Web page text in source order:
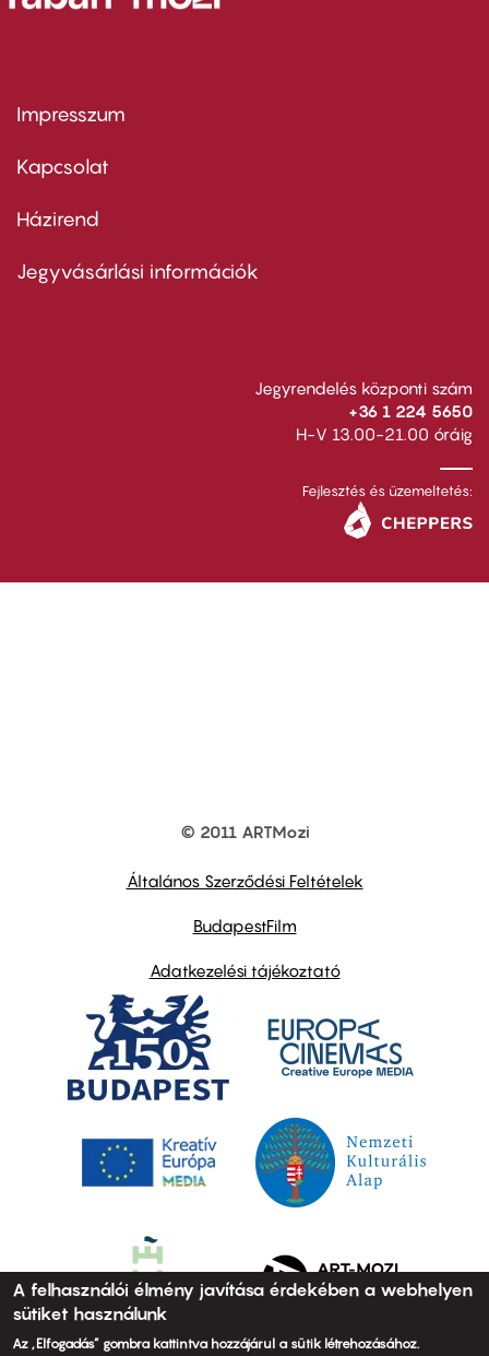
Footer
first
Impresszum
Kapcsolat
Footer
second
Házirend
Jegyvásárlási információk
Jegyrendelés központi szám
+36 1 224 5650
H-V 13.00-21.00 óráig
Fejlesztés és üzemeltetés:
© 2011 ARTMozi
Általános Szerződési Feltételek
BudapestFilm
Adatkezelési tájékoztató
A felhasználói élmény javítása érdekében a webhelyen
sütiket használunk
Az „Elfogadás” gombra kattintva hozzájárul a sütik létrehozásához.